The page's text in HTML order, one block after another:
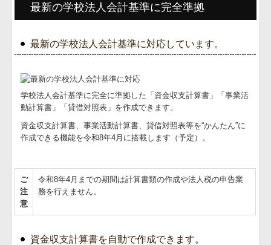
最新の学校法人会計基準に完全準拠
最新の学校法人会計基準に対応しています。
学校法人会計基準に完全に準拠した「資金収支計算書」「事業活
動計算書」「貸借対照表」を作成できます。
資金収支計算書、事業活動計算書、貸借対照表等を“かんたん”に
作成できる機能を令和8年4月に搭載します（予定）。
ご
注
意
令和8年4月までの期間は計算書類の作成や法人税の申告業
務を行えません。
資金収支計算書を自動で作成できます。